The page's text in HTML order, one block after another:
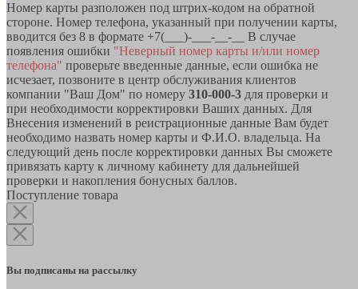
Номер карты разположен под штрих-кодом на обратной
стороне. Номер телефона, указанный при получении карты,
вводится без 8 в формате +7(___)-___-__-__ В случае
появления ошибки "Неверный номер карты и/или номер
телефона" проверьте введенные данные, если ошибка не
исчезает, позвоните в центр обслуживания клиентов
компании "Ваш Дом" по номеру 310-000-3 для проверки и
при необходимости корректировки Ваших данных. Для
Внесения изменений в реистрационные данные Вам будет
необходимо назвать номер карты и Ф.И.О. владельца. На
следующий день после корректировки данных Вы сможете
привязать карту к личному кабинету для дальнейшей
проверки и накопления бонусных баллов.
Поступление товара
Вы подписаны на рассылку